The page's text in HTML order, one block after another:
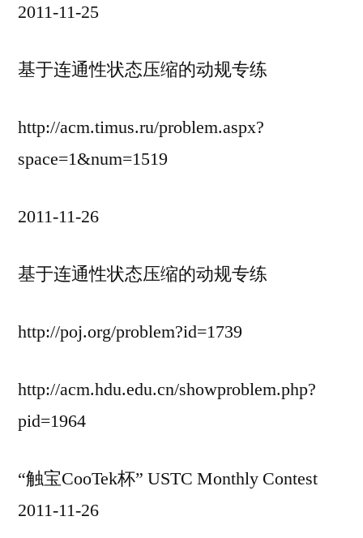
2011-11-25
基于连通性状态压缩的动规专练
http://acm.timus.ru/problem.aspx?
space=1&num=1519
2011-11-26
基于连通性状态压缩的动规专练
http://poj.org/problem?id=1739
http://acm.hdu.edu.cn/showproblem.php?
pid=1964
“触宝CooTek杯” USTC Monthly Contest
2011-11-26